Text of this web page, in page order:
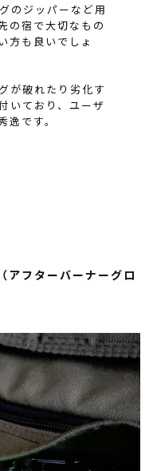
のジッパーなど用
の宿で大切なもの
方も良いでしょ
が破れたり劣化す
いており、ユーザ
です。
ターバーナーグロ